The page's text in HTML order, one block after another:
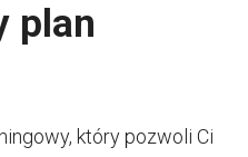
plan
który pozwoli Ci